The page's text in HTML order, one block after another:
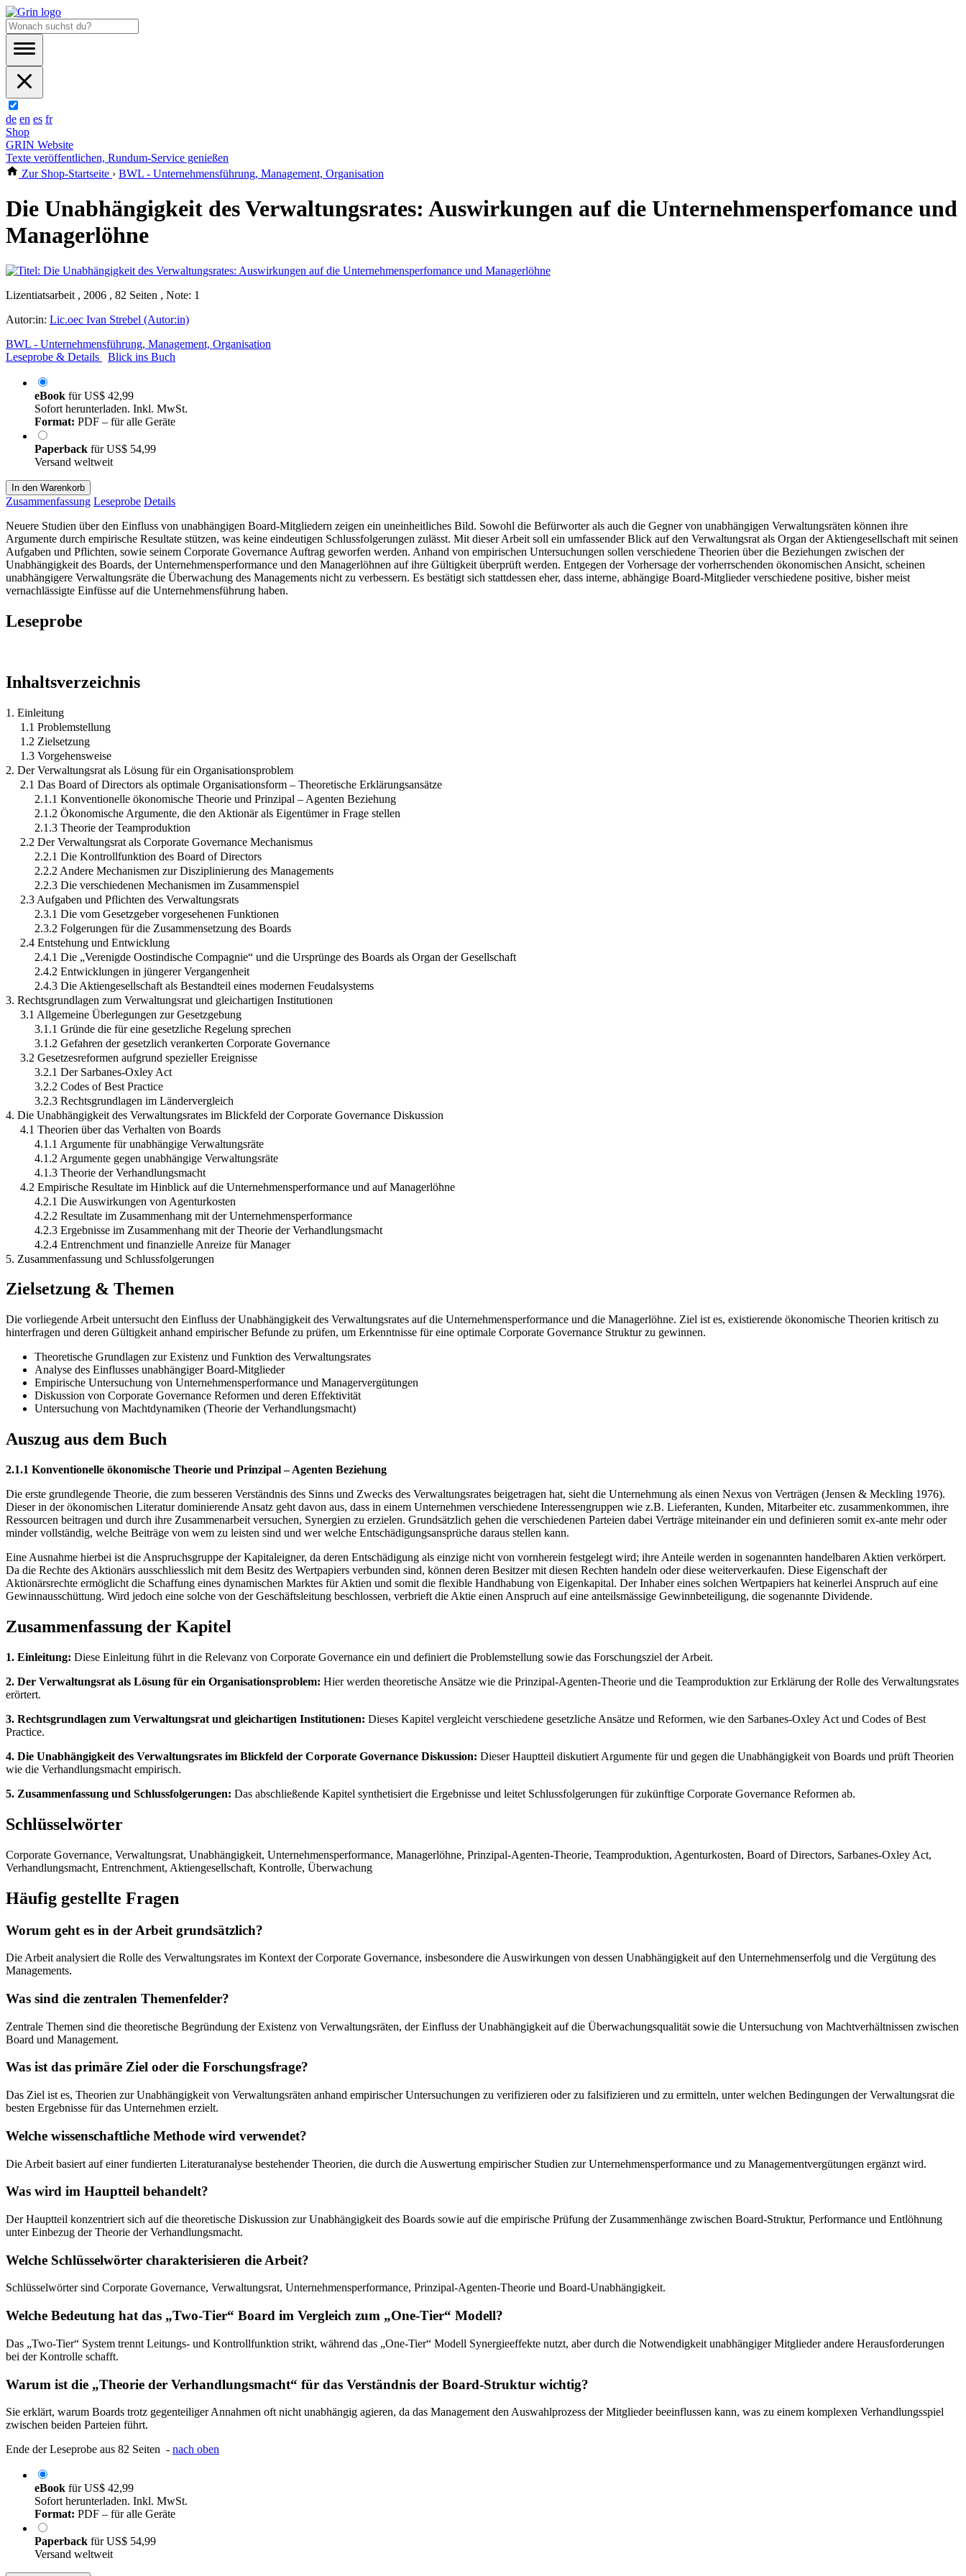
de en es fr
Shop
GRIN Website
Texte veröffentlichen, Rundum-Service genießen
Zur Shop-Startseite › BWL - Unternehmensführung, Management, Organisation
Die Unabhängigkeit des Verwaltungsrates: Auswirkungen auf die Unternehmensperfomance und
Managerlöhne
Lizentiatsarbeit , 2006 , 82 Seiten , Note: 1
Autor:in: Lic.oec Ivan Strebel (Autor:in)
BWL - Unternehmensführung, Management, Organisation
Leseprobe & Details
Blick ins Buch
eBook fürUS$ 42,99
Sofort herunterladen. Inkl. MwSt.
Format: PDF – für alle Geräte
Paperback fürUS$ 54,99
Versand weltweit
In den Warenkorb
Zusammenfassung Leseprobe Details
Neuere Studien über den Einfluss von unabhängigen Board-Mitgliedern zeigen ein uneinheitliches Bild. Sowohl die Befürworter als auch die Gegner von unabhängigen Verwaltungsräten können ihre
Argumente durch empirische Resultate stützen, was keine eindeutigen Schlussfolgerungen zulässt. Mit dieser Arbeit soll ein umfassender Blick auf den Verwaltungsrat als Organ der Aktiengesellschaft mit seinen
Aufgaben und Pflichten, sowie seinem Corporate Governance Auftrag geworfen werden. Anhand von empirischen Untersuchungen sollen verschiedene Theorien über die Beziehungen zwischen der
Unabhängigkeit des Boards, der Unternehmensperformance und den Managerlöhnen auf ihre Gültigkeit überprüft werden. Entgegen der Vorhersage der vorherrschenden ökonomischen Ansicht, scheinen
unabhängigere Verwaltungsräte die Überwachung des Managements nicht zu verbessern. Es bestätigt sich stattdessen eher, dass interne, abhängige Board-Mitglieder verschiedene positive, bisher meist
vernachlässigte Einfüsse auf die Unternehmensführung haben.
Leseprobe
Inhaltsverzeichnis
1. Einleitung
1.1 Problemstellung
1.2 Zielsetzung
1.3 Vorgehensweise
2. Der Verwaltungsrat als Lösung für ein Organisationsproblem
2.1 Das Board of Directors als optimale Organisationsform – Theoretische Erklärungsansätze
2.1.1 Konventionelle ökonomische Theorie und Prinzipal – Agenten Beziehung
2.1.2 Ökonomische Argumente, die den Aktionär als Eigentümer in Frage stellen
2.1.3 Theorie der Teamproduktion
2.2 Der Verwaltungsrat als Corporate Governance Mechanismus
2.2.1 Die Kontrollfunktion des Board of Directors
2.2.2 Andere Mechanismen zur Disziplinierung des Managements
2.2.3 Die verschiedenen Mechanismen im Zusammenspiel
2.3 Aufgaben und Pflichten des Verwaltungsrats
2.3.1 Die vom Gesetzgeber vorgesehenen Funktionen
2.3.2 Folgerungen für die Zusammensetzung des Boards
2.4 Entstehung und Entwicklung
2.4.1 Die „Verenigde Oostindische Compagnie“ und die Ursprünge des Boards als Organ der Gesellschaft
2.4.2 Entwicklungen in jüngerer Vergangenheit
2.4.3 Die Aktiengesellschaft als Bestandteil eines modernen Feudalsystems
3. Rechtsgrundlagen zum Verwaltungsrat und gleichartigen Institutionen
3.1 Allgemeine Überlegungen zur Gesetzgebung
3.1.1 Gründe die für eine gesetzliche Regelung sprechen
3.1.2 Gefahren der gesetzlich verankerten Corporate Governance
3.2 Gesetzesreformen aufgrund spezieller Ereignisse
3.2.1 Der Sarbanes-Oxley Act
3.2.2 Codes of Best Practice
3.2.3 Rechtsgrundlagen im Ländervergleich
4. Die Unabhängigkeit des Verwaltungsrates im Blickfeld der Corporate Governance Diskussion
4.1 Theorien über das Verhalten von Boards
4.1.1 Argumente für unabhängige Verwaltungsräte
4.1.2 Argumente gegen unabhängige Verwaltungsräte
4.1.3 Theorie der Verhandlungsmacht
4.2 Empirische Resultate im Hinblick auf die Unternehmensperformance und auf Managerlöhne
4.2.1 Die Auswirkungen von Agenturkosten
4.2.2 Resultate im Zusammenhang mit der Unternehmensperformance
4.2.3 Ergebnisse im Zusammenhang mit der Theorie der Verhandlungsmacht
4.2.4 Entrenchment und finanzielle Anreize für Manager
5. Zusammenfassung und Schlussfolgerungen
Zielsetzung & Themen
Die vorliegende Arbeit untersucht den Einfluss der Unabhängigkeit des Verwaltungsrates auf die Unternehmensperformance und die Managerlöhne. Ziel ist es, existierende ökonomische Theorien kritisch zu
hinterfragen und deren Gültigkeit anhand empirischer Befunde zu prüfen, um Erkenntnisse für eine optimale Corporate Governance Struktur zu gewinnen.
Theoretische Grundlagen zur Existenz und Funktion des Verwaltungsrates
Analyse des Einflusses unabhängiger Board-Mitglieder
Empirische Untersuchung von Unternehmensperformance und Managervergütungen
Diskussion von Corporate Governance Reformen und deren Effektivität
Untersuchung von Machtdynamiken (Theorie der Verhandlungsmacht)
Auszug aus dem Buch
2.1.1 Konventionelle ökonomische Theorie und Prinzipal – Agenten Beziehung
Die erste grundlegende Theorie, die zum besseren Verständnis des Sinns und Zwecks des Verwaltungsrates beigetragen hat, sieht die Unternehmung als einen Nexus von Verträgen (Jensen & Meckling 1976).
Dieser in der ökonomischen Literatur dominierende Ansatz geht davon aus, dass in einem Unternehmen verschiedene Interessengruppen wie z.B. Lieferanten, Kunden, Mitarbeiter etc. zusammenkommen, ihre
Ressourcen beitragen und durch ihre Zusammenarbeit versuchen, Synergien zu erzielen. Grundsätzlich gehen die verschiedenen Parteien dabei Verträge miteinander ein und definieren somit ex-ante mehr oder
minder vollständig, welche Beiträge von wem zu leisten sind und wer welche Entschädigungsansprüche daraus stellen kann.
Eine Ausnahme hierbei ist die Anspruchsgruppe der Kapitaleigner, da deren Entschädigung als einzige nicht von vornherein festgelegt wird; ihre Anteile werden in sogenannten handelbaren Aktien verkörpert.
Da die Rechte des Aktionärs ausschliesslich mit dem Besitz des Wertpapiers verbunden sind, können deren Besitzer mit diesen Rechten handeln oder diese weiterverkaufen. Diese Eigenschaft der
Aktionärsrechte ermöglicht die Schaffung eines dynamischen Marktes für Aktien und somit die flexible Handhabung von Eigenkapital. Der Inhaber eines solchen Wertpapiers hat keinerlei Anspruch auf eine
Gewinnausschüttung. Wird jedoch eine solche von der Geschäftsleitung beschlossen, verbrieft die Aktie einen Anspruch auf eine anteilsmässige Gewinnbeteiligung, die sogenannte Dividende.
Zusammenfassung der Kapitel
1. Einleitung: Diese Einleitung führt in die Relevanz von Corporate Governance ein und definiert die Problemstellung sowie das Forschungsziel der Arbeit.
2. Der Verwaltungsrat als Lösung für ein Organisationsproblem: Hier werden theoretische Ansätze wie die Prinzipal-Agenten-Theorie und die Teamproduktion zur Erklärung der Rolle des Verwaltungsrates
erörtert.
3. Rechtsgrundlagen zum Verwaltungsrat und gleichartigen Institutionen: Dieses Kapitel vergleicht verschiedene gesetzliche Ansätze und Reformen, wie den Sarbanes-Oxley Act und Codes of Best
Practice.
4. Die Unabhängigkeit des Verwaltungsrates im Blickfeld der Corporate Governance Diskussion: Dieser Hauptteil diskutiert Argumente für und gegen die Unabhängigkeit von Boards und prüft Theorien
wie die Verhandlungsmacht empirisch.
5. Zusammenfassung und Schlussfolgerungen: Das abschließende Kapitel synthetisiert die Ergebnisse und leitet Schlussfolgerungen für zukünftige Corporate Governance Reformen ab.
Schlüsselwörter
Corporate Governance, Verwaltungsrat, Unabhängigkeit, Unternehmensperformance, Managerlöhne, Prinzipal-Agenten-Theorie, Teamproduktion, Agenturkosten, Board of Directors, Sarbanes-Oxley Act,
Verhandlungsmacht, Entrenchment, Aktiengesellschaft, Kontrolle, Überwachung
Häufig gestellte Fragen
Worum geht es in der Arbeit grundsätzlich?
Die Arbeit analysiert die Rolle des Verwaltungsrates im Kontext der Corporate Governance, insbesondere die Auswirkungen von dessen Unabhängigkeit auf den Unternehmenserfolg und die Vergütung des
Managements.
Was sind die zentralen Themenfelder?
Zentrale Themen sind die theoretische Begründung der Existenz von Verwaltungsräten, der Einfluss der Unabhängigkeit auf die Überwachungsqualität sowie die Untersuchung von Machtverhältnissen zwischen
Board und Management.
Was ist das primäre Ziel oder die Forschungsfrage?
Das Ziel ist es, Theorien zur Unabhängigkeit von Verwaltungsräten anhand empirischer Untersuchungen zu verifizieren oder zu falsifizieren und zu ermitteln, unter welchen Bedingungen der Verwaltungsrat die
besten Ergebnisse für das Unternehmen erzielt.
Welche wissenschaftliche Methode wird verwendet?
Die Arbeit basiert auf einer fundierten Literaturanalyse bestehender Theorien, die durch die Auswertung empirischer Studien zur Unternehmensperformance und zu Managementvergütungen ergänzt wird.
Was wird im Hauptteil behandelt?
Der Hauptteil konzentriert sich auf die theoretische Diskussion zur Unabhängigkeit des Boards sowie auf die empirische Prüfung der Zusammenhänge zwischen Board-Struktur, Performance und Entlöhnung
unter Einbezug der Theorie der Verhandlungsmacht.
Welche Schlüsselwörter charakterisieren die Arbeit?
Schlüsselwörter sind Corporate Governance, Verwaltungsrat, Unternehmensperformance, Prinzipal-Agenten-Theorie und Board-Unabhängigkeit.
Welche Bedeutung hat das „Two-Tier“ Board im Vergleich zum „One-Tier“ Modell?
Das „Two-Tier“ System trennt Leitungs- und Kontrollfunktion strikt, während das „One-Tier“ Modell Synergieeffekte nutzt, aber durch die Notwendigkeit unabhängiger Mitglieder andere Herausforderungen
bei der Kontrolle schafft.
Warum ist die „Theorie der Verhandlungsmacht“ für das Verständnis der Board-Struktur wichtig?
Sie erklärt, warum Boards trotz gegenteiliger Annahmen oft nicht unabhängig agieren, da das Management den Auswahlprozess der Mitglieder beeinflussen kann, was zu einem komplexen Verhandlungsspiel
zwischen beiden Parteien führt.
Ende der Leseprobe aus 82 Seiten - nach oben
eBook fürUS$ 42,99
Sofort herunterladen. Inkl. MwSt.
Format: PDF – für alle Geräte
Paperback fürUS$ 54,99
Versand weltweit